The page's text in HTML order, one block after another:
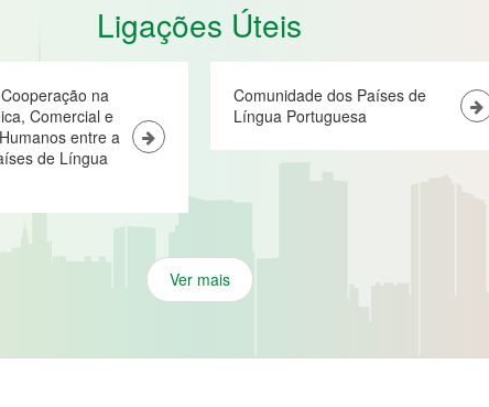
Ligações Úteis
na
Comercial e
entre a
de Língua
Comunidade dos Países de
Língua Portuguesa
Ver mais